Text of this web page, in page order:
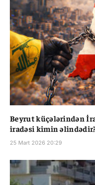
Beyrut küçələrindən
iradəsi kimin
25 Mart 2026 20:29